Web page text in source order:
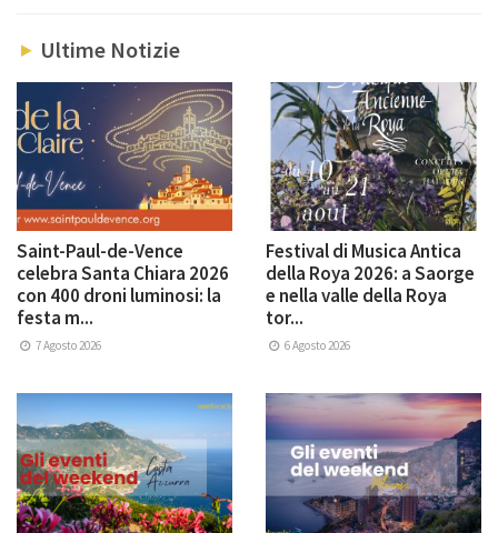
Ultime Notizie
Saint-Paul-de-Vence
celebra Santa Chiara 2026
con 400 droni luminosi: la
festa m...
7 Agosto 2026
Festival di Musica Antica
della Roya 2026: a Saorge
e nella valle della Roya
tor...
6 Agosto 2026